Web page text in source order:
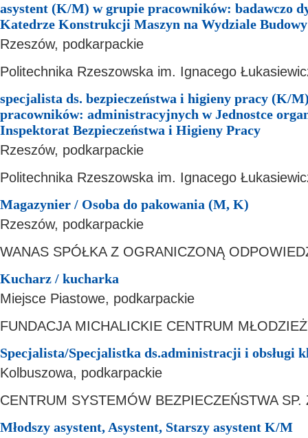
asystent (K/M) w grupie pracowników: badawczo
Katedrze Konstrukcji Maszyn na Wydziale
Rzeszów, podkarpackie
Politechnika Rzeszowska im. Ignacego
specjalista ds. bezpieczeństwa i higieny pracy (K/
pracowników: administracyjnych w Jednostce
Inspektorat Bezpieczeństwa i Higieny Pracy
Rzeszów, podkarpackie
Politechnika Rzeszowska im. Ignacego
Magazynier / Osoba do pakowania (M, K)
Rzeszów, podkarpackie
WANAS SPÓŁKA Z OGRANICZONĄ
Kucharz / kucharka
Miejsce Piastowe, podkarpackie
FUNDACJA MICHALICKIE CENTRUM
Specjalista/Specjalistka ds.administracji i obsługi
Kolbuszowa, podkarpackie
CENTRUM SYSTEMÓW BEZPIECZEŃSTWA SP.
Młodszy asystent, Asystent, Starszy asystent K/M